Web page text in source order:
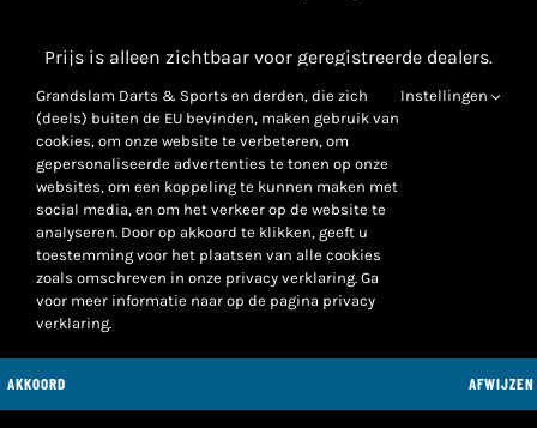
Prijs is alleen zichtbaar voor geregistreerde dealers.
Voor een klantaccount is een KvK-inschrijving
noodzakelijk.
Grandslam Darts & Sports en derden, die zich
(deels) buiten de EU bevinden, maken gebruik van
cookies, om onze website te verbeteren, om
gepersonaliseerde advertenties te tonen op onze
websites, om een koppeling te kunnen maken met
social media, en om het verkeer op de website te
analyseren. Door op akkoord te klikken, geeft u
toestemming voor het plaatsen van alle cookies
zoals omschreven in onze privacy verklaring. Ga
voor meer informatie naar op de pagina privacy
verklaring.
Instellingen
AKKOORD AFWIJZEN